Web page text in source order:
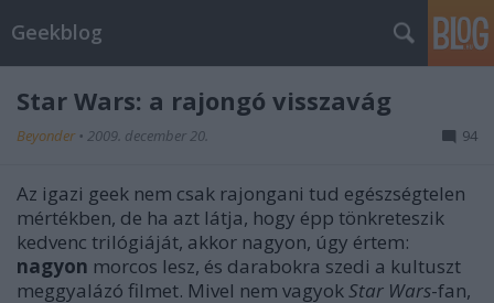
Geekblog
Star Wars: a rajongó visszavág
Beyonder • 2009. december 20. 94
Az igazi geek nem csak rajongani tud egészségtelen
mértékben, de ha azt látja, hogy épp tönkreteszik
kedvenc trilógiáját, akkor nagyon, úgy értem:
nagyon morcos lesz, és darabokra szedi a kultuszt
meggyalázó filmet. Mivel nem vagyokStar Wars-fan,